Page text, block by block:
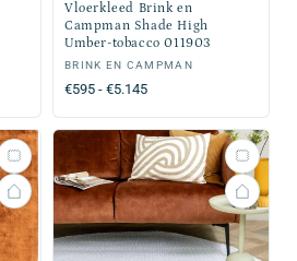
Vloerkleed Brink en
Campman Shade High
Umber-tobacco 011903
Verkoper:
BRINK EN CAMPMAN
Normale
€595 - €5.145